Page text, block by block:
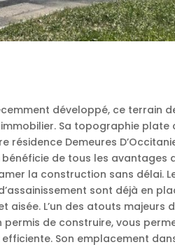
développé, ce terrain
Sa topographie plate
Demeures
de tous les avantages
la construction sans délai.
sont déjà en
L’un des atouts majeurs
de construire, vous
Son emplacement